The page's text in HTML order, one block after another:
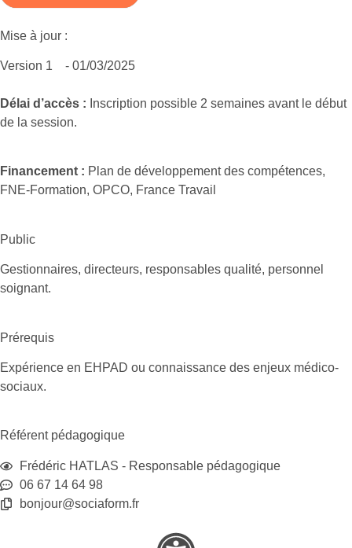
Mise à jour :
Version 1 - 01/03/2025
Délai d’accès : Inscription possible 2 semaines avant le début
de la session.
Financement : Plan de développement des compétences,
FNE-Formation, OPCO, France Travail
Public
Gestionnaires, directeurs, responsables qualité, personnel
soignant.
Prérequis
Expérience en EHPAD ou connaissance des enjeux médico-
sociaux.
Référent pédagogique
Frédéric HATLAS - Responsable pédagogique
06 67 14 64 98
bonjour@sociaform.fr